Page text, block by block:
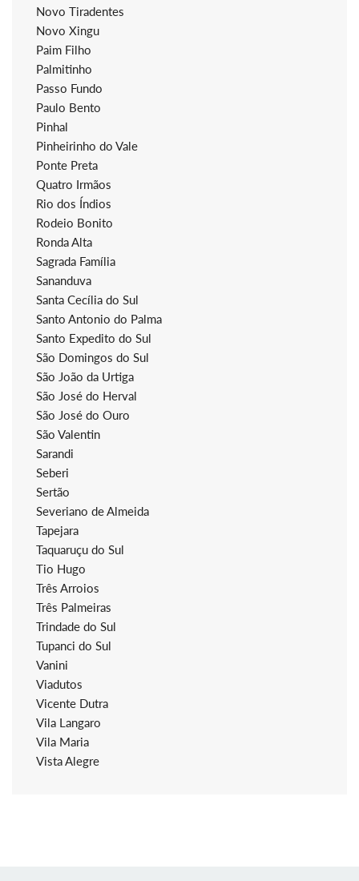
Novo Tiradentes
Novo Xingu
Paim Filho
Palmitinho
Passo Fundo
Paulo Bento
Pinhal
Pinheirinho do Vale
Ponte Preta
Quatro Irmãos
Rio dos Índios
Rodeio Bonito
Ronda Alta
Sagrada Família
Sananduva
Santa Cecília do Sul
Santo Antonio do Palma
Santo Expedito do Sul
São Domingos do Sul
São João da Urtiga
São José do Herval
São José do Ouro
São Valentin
Sarandi
Seberi
Sertão
Severiano de Almeida
Tapejara
Taquaruçu do Sul
Tio Hugo
Três Arroios
Três Palmeiras
Trindade do Sul
Tupanci do Sul
Vanini
Viadutos
Vicente Dutra
Vila Langaro
Vila Maria
Vista Alegre